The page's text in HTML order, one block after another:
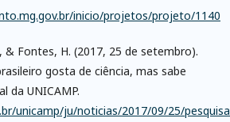
inicio/projetos/projeto/1140
& Fontes, H. (2017, 25 de setembro).
gosta de ciência, mas sabe
da UNICAMP.
unicamp/ju/noticias/2017/09/25/